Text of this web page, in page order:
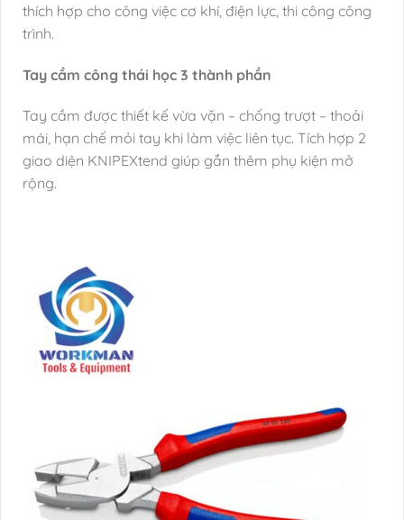
thích hợp cho công việc cơ khí, điện lực, thi công công
trình.
Tay cầm công thái học 3 thành phần
Tay cầm được thiết kế vừa vặn – chống trượt – thoải
mái, hạn chế mỏi tay khi làm việc liên tục. Tích hợp 2
giao diện KNIPEXtend giúp gắn thêm phụ kiện mở
rộng.